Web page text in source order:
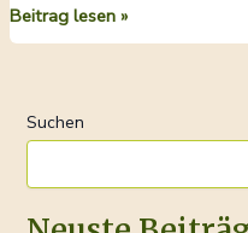
Leben
im
mittelalterlichem
Beitrag lesen »
Suchen